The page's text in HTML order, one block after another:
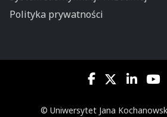
Polityka prywatności
© Uniwersytet Jana